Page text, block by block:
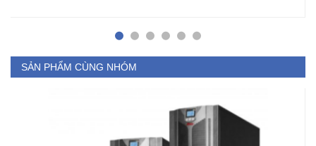
SẢN PHẨM CÙNG NHÓM